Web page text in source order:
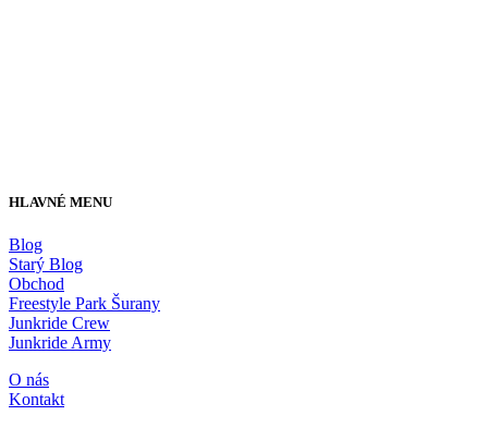
HLAVNÉ MENU
Blog
Starý Blog
Obchod
Freestyle Park Šurany
Junkride Crew
Junkride Army
O nás
Kontakt